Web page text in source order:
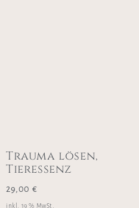
Trauma lösen,
Tieressenz
29,00 €
inkl. 19 % MwSt.